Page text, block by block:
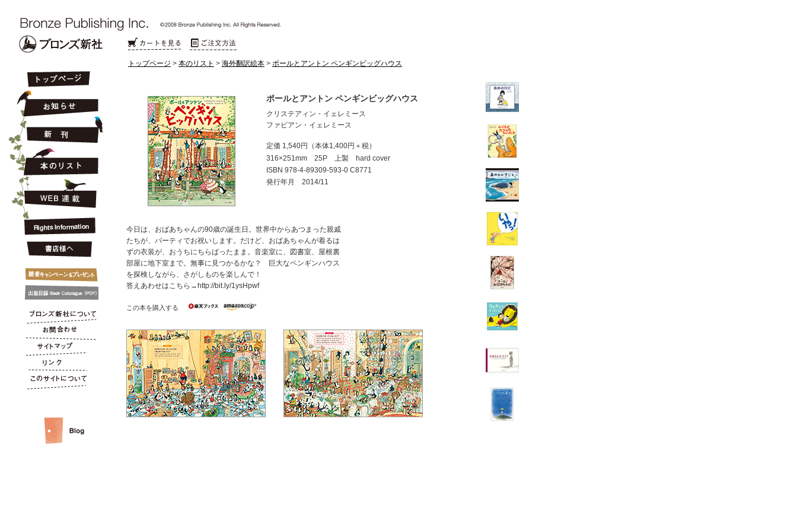
トップページ > 本のリスト > 海外翻訳絵本 > ポールとアントン ペンギンビッグハウス
ポールとアントン ペンギンビッグハウス
クリステアィン・イェレミース
ファビアン・イェレミース
定価 1,540円
（本体1,400円＋税）
316×251mm 25P 上製 hard cover
ISBN 978-4-89309-593-0 C8771
発行年月 2014/11
今日は、おばあちゃんの90歳の誕生日。世界中からあつまった親戚
たちが、パーティでお祝いします。だけど、おばあちゃんが着るは
ずの衣装が、おうちにちらばったまま。音楽室に、図書室、屋根裏
部屋に地下室まで。無事に見つかるかな？ 巨大なペンギンハウス
を探検しながら、さがしものを楽しんで！
答えあわせはこちら→http://bit.ly/1ysHpwf
この本を購入する